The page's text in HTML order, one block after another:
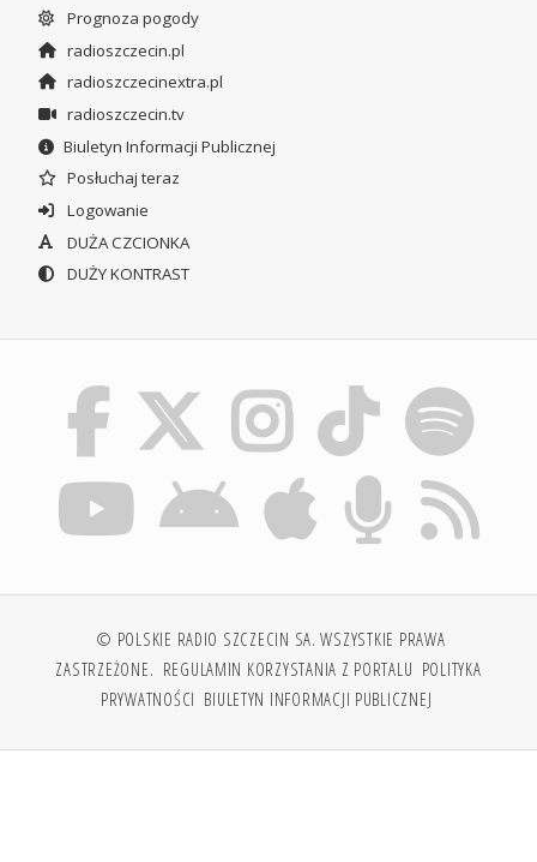
Prognoza pogody
radioszczecin.pl
radioszczecinextra.pl
radioszczecin.tv
Biuletyn Informacji Publicznej
Posłuchaj teraz
Logowanie
DUŻA CZCIONKA
DUŻY KONTRAST
© POLSKIE RADIO SZCZECIN SA. WSZYSTKIE PRAWA
ZASTRZEŻONE. REGULAMIN KORZYSTANIA Z PORTALU POLITYKA
PRYWATNOŚCI BIULETYN INFORMACJI PUBLICZNEJ